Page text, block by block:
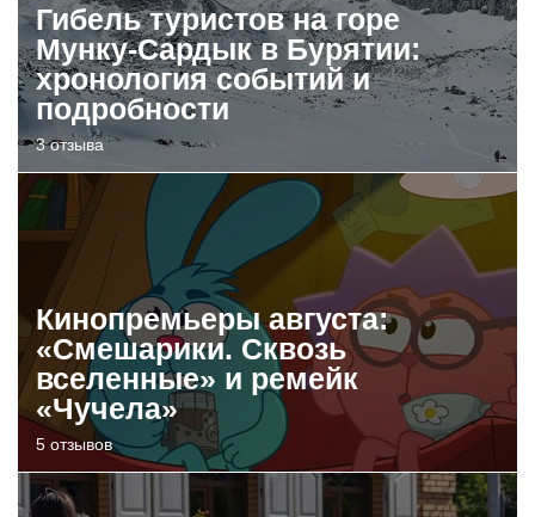
Гибель туристов на горе
Мунку-Сардык в Бурятии:
хронология событий и
подробности
3 отзыва
Кинопремьеры августа:
«Смешарики. Сквозь
вселенные» и ремейк
«Чучела»
5 отзывов